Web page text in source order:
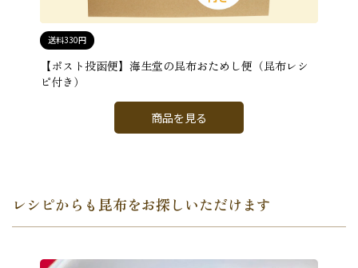
送料330円
【ポスト投函便】海生堂の昆布おためし便（昆布レシ
ピ付き）
商品を見る
レシピからも昆布をお探しいただけます